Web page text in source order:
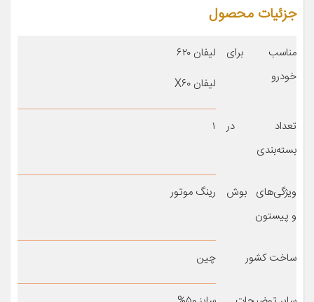
جزئیات محصول
مناسب برای
خودرو
لیفان ۶۲۰
لیفان X۶۰
تعداد در
بسته‌بندی
۱
ویژگی‌های بوش
و پیستون
رینگ موتور
ساخت کشور چین